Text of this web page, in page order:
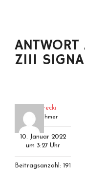
ANTWORT
ZIII
eckenerecki
Teilnehmer
10. Januar 2022
um 3:27 Uhr
Beitragsanzahl: 191